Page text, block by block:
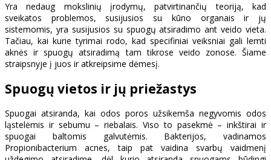
Yra nedaug mokslinių įrodymų, patvirtinančių teoriją, kad
sveikatos problemos, susijusios su kūno organais ir jų
sistemomis, yra susijusios su spuogų atsiradimo ant veido vieta.
Tačiau, kai kurie tyrimai rodo, kad specifiniai veiksniai gali lemti
aknės ir spuogų atsiradimą tam tikrose veido zonose. Šiame
straipsnyje į juos ir atkreipsime dėmesį.
Spuogų vietos ir jų priežastys
Spuogai atsiranda, kai odos poros užsikemša negyvomis odos
ląstelėmis ir sebumu – riebalais. Viso to pasekmė – inkštirai ir
spuogai baltomis galvutėmis. Bakterijos, vadinamos
Propionibacterium acnes, taip pat vaidina svarbų vaidmenį